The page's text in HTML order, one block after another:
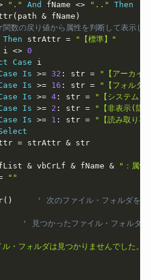
"." And fName <> ".."
Then
( path & fName )
の戻り値から属性を判断して表示し
Then strAttr =
"【標準】"
i <> 0
Case i
Is >= 32 : str =
"【アーカイ
Is >= 16 : str =
"【フォルダ
Is >= 4 : str =
"【システム】
Is >= 2 : str =
"【非表示(隠
Is >= 1 : str =
"【読み取り専
= strAttr & str
& vbCrLf & fName &
"：属性
""
( )
' 次のファイル・フォルダを取
' 見つかったファイル・フォルダ
・フォルダは見つかりませんでした。"